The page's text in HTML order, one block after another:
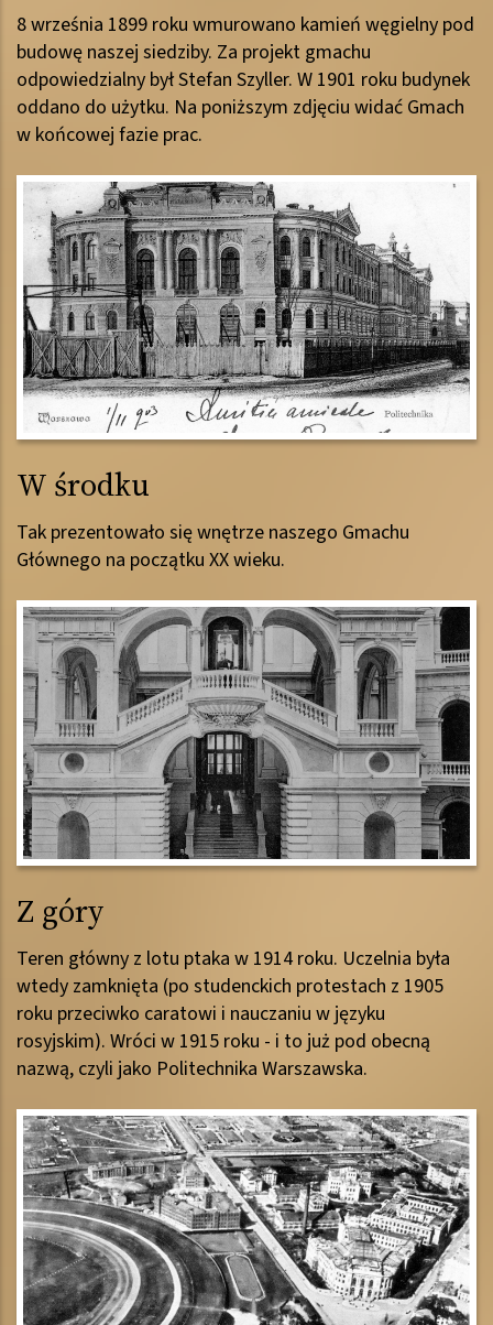
8 września 1899 roku wmurowano kamień węgielny pod
budowę naszej siedziby. Za projekt gmachu
odpowiedzialny był Stefan Szyller. W 1901 roku budynek
oddano do użytku. Na poniższym zdjęciu widać Gmach
w końcowej fazie prac.
W środku
Tak prezentowało się wnętrze naszego Gmachu
Głównego na początku XX wieku.
Z góry
Teren główny z lotu ptaka w 1914 roku. Uczelnia była
wtedy zamknięta (po studenckich protestach z 1905
roku przeciwko caratowi i nauczaniu w języku
rosyjskim). Wróci w 1915 roku - i to już pod obecną
nazwą, czyli jako Politechnika Warszawska.